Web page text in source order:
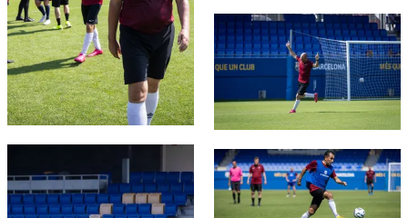
FC Barcelona club badge
FC Barcelona club badge